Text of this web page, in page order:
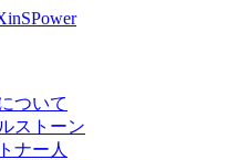
ついて
ストーン
ナー人